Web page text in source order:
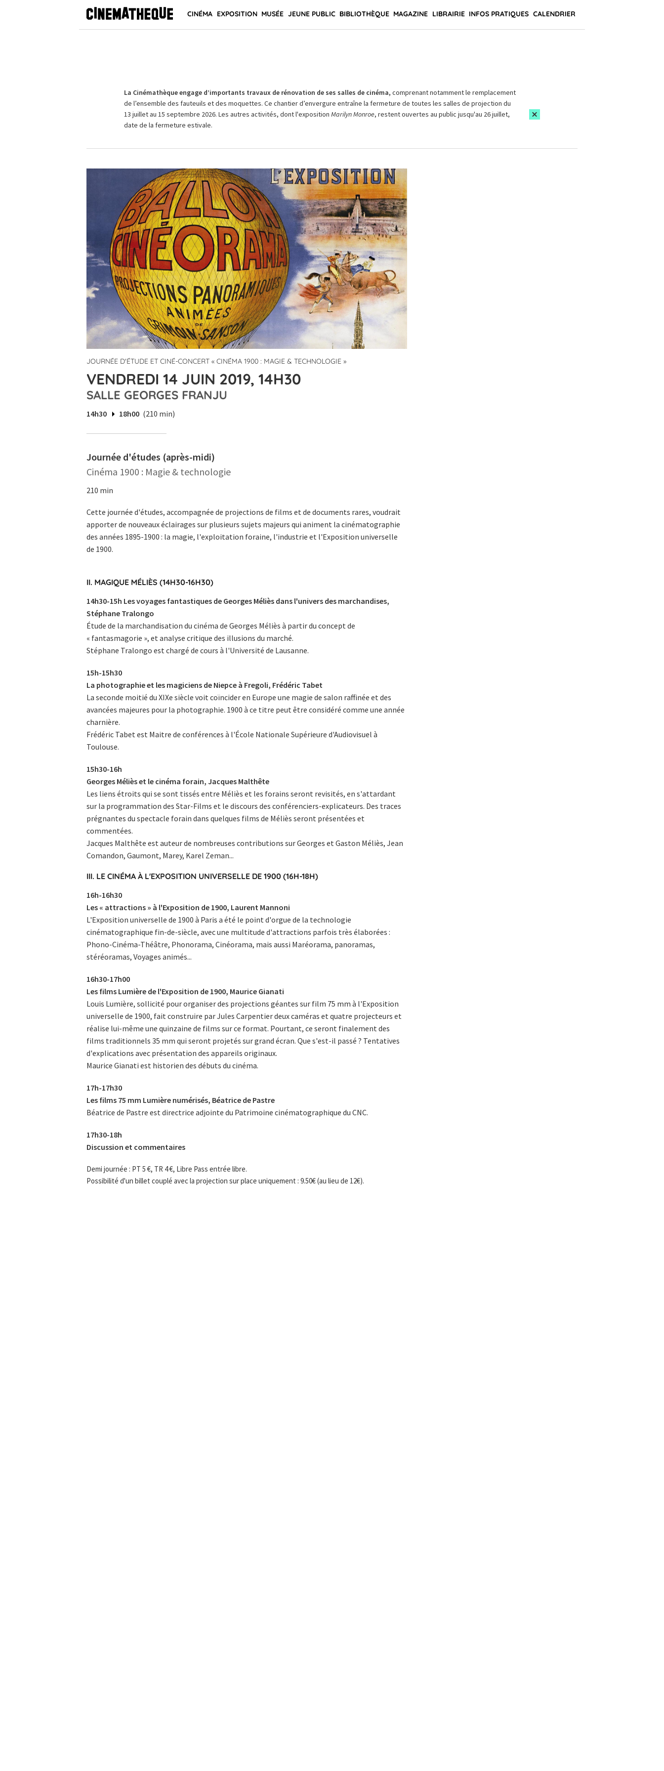
CINÉMA EXPOSITION MUSÉE JEUNE PUBLIC BIBLIOTHÈQUE MAGAZINE LIBRAIRIE INFOS PRATIQUES CALENDRIER
La Cinémathèque engage d’importants travaux de rénovation de ses salles de cinéma, comprenant notamment le remplacement
de l’ensemble des fauteuils et des moquettes. Ce chantier d’envergure entraîne la fermeture de toutes les salles de projection du
13 juillet au 15 septembre 2026. Les autres activités, dont l'exposition Marilyn Monroe, restent ouvertes au public jusqu'au 26 juillet,
date de la fermeture estivale.
JOURNÉE D'ÉTUDE ET CINÉ-CONCERT « CINÉMA 1900 : MAGIE & TECHNOLOGIE »
VENDREDI 14 JUIN 2019, 14H30
SALLE GEORGES FRANJU
14h30 18h00 (210 min)
Journée d'études (après-midi)
Cinéma 1900 : Magie & technologie
210 min
Cette journée d'études, accompagnée de projections de films et de documents rares, voudrait
apporter de nouveaux éclairages sur plusieurs sujets majeurs qui animent la cinématographie
des années 1895-1900 : la magie, l'exploitation foraine, l'industrie et l'Exposition universelle
de 1900.
II. MAGIQUE MÉLIÈS (14H30-16H30)
14h30-15h Les voyages fantastiques de Georges Méliès dans l'univers des marchandises,
Stéphane Tralongo
Étude de la marchandisation du cinéma de Georges Méliès à partir du concept de
« fantasmagorie », et analyse critique des illusions du marché.
Stéphane Tralongo est chargé de cours à l'Université de Lausanne.
15h-15h30
La photographie et les magiciens de Niepce à Fregoli, Frédéric Tabet
La seconde moitié du XIXe siècle voit coïncider en Europe une magie de salon raffinée et des
avancées majeures pour la photographie. 1900 à ce titre peut être considéré comme une année
charnière.
Frédéric Tabet est Maitre de conférences à l'École Nationale Supérieure d'Audiovisuel à
Toulouse.
15h30-16h
Georges Méliès et le cinéma forain, Jacques Malthête
Les liens étroits qui se sont tissés entre Méliès et les forains seront revisités, en s'attardant
sur la programmation des Star-Films et le discours des conférenciers-explicateurs. Des traces
prégnantes du spectacle forain dans quelques films de Méliès seront présentées et
commentées.
Jacques Malthête est auteur de nombreuses contributions sur Georges et Gaston Méliès, Jean
Comandon, Gaumont, Marey, Karel Zeman...
III. LE CINÉMA À L'EXPOSITION UNIVERSELLE DE 1900 (16H-18H)
16h-16h30
Les « attractions » à l'Exposition de 1900, Laurent Mannoni
L'Exposition universelle de 1900 à Paris a été le point d'orgue de la technologie
cinématographique fin-de-siècle, avec une multitude d'attractions parfois très élaborées :
Phono-Cinéma-Théâtre, Phonorama, Cinéorama, mais aussi Maréorama, panoramas,
stéréoramas, Voyages animés...
16h30-17h00
Les films Lumière de l'Exposition de 1900, Maurice Gianati
Louis Lumière, sollicité pour organiser des projections géantes sur film 75 mm à l'Exposition
universelle de 1900, fait construire par Jules Carpentier deux caméras et quatre projecteurs et
réalise lui-même une quinzaine de films sur ce format. Pourtant, ce seront finalement des
films traditionnels 35 mm qui seront projetés sur grand écran. Que s'est-il passé ? Tentatives
d'explications avec présentation des appareils originaux.
Maurice Gianati est historien des débuts du cinéma.
17h-17h30
Les films 75 mm Lumière numérisés, Béatrice de Pastre
Béatrice de Pastre est directrice adjointe du Patrimoine cinématographique du CNC.
17h30-18h
Discussion et commentaires
Demi journée : PT 5 €, TR 4 €, Libre Pass entrée libre.
Possibilité d'un billet couplé avec la projection sur place uniquement : 9.50€ (au lieu de 12€).